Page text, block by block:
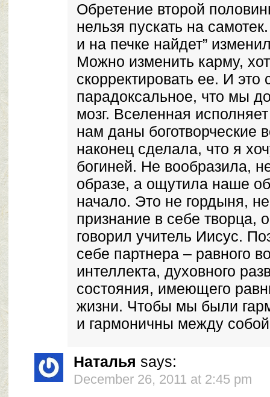
Обретение второй
нельзя пускать на
и на печке найдет”
Можно изменить карму,
скорректировать ее. И это
парадоксальное, что мы
мозг. Вселенная
нам даны боготворческие
наконец сделала, что я
богиней. Не вообразила,
образе, а ощутила наше
начало. Это не гордыня,
признание в себе творца,
говорил учитель Иисус.
себе партнера – равного
интеллекта, духовного
состояния, имеющего
жизни. Чтобы мы были
и гармоничны между
Наталья says:
December 26, 2011 at 2:45 pm